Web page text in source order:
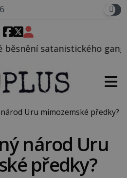
vedeného
Uru mimozemské předky?
národ Uru
předky?